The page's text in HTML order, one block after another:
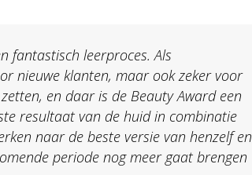
fantastisch leerproces. Als
nieuwe klanten, maar ook zeker voor
en daar is de Beauty Award een
resultaat van de huid in combinatie
naar de beste versie van henzelf en
periode nog meer gaat brengen